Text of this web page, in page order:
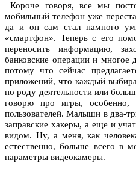
Короче говоря, все мы
мобильный телефон уже
да и он сам стал намного
«смартфон». Теперь с его
переносить информацию,
банковские операции и многое
потому что сейчас
приложений, что каждый
по роду деятельности или
говорю про игры, особенно,
пользователей. Малыши в два-
заправские хакеры, а еще и
видом. Ну, а меня, как
естественно, больше всего в
параметры видеокамеры.